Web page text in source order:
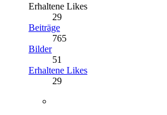
Erhaltene Likes
29
Beiträge
765
Bilder
51
Erhaltene Likes
29